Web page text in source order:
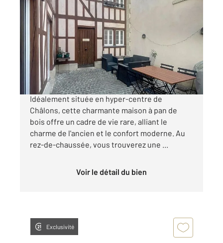
CHALONS EN CHAMPAGNE 51
115,50 m
, 5 pièces
Ref : 8099
Maison à vendre
247 000 €
Hyper-centre de Châlons Maison de caractère
Idéalement située en hyper-centre de
Châlons, cette charmante maison à pan de
bois offre un cadre de vie rare, alliant le
charme de l'ancien et le confort moderne. Au
rez-de-chaussée, vous trouverez une ...
Voir le détail du bien
Exclusivité